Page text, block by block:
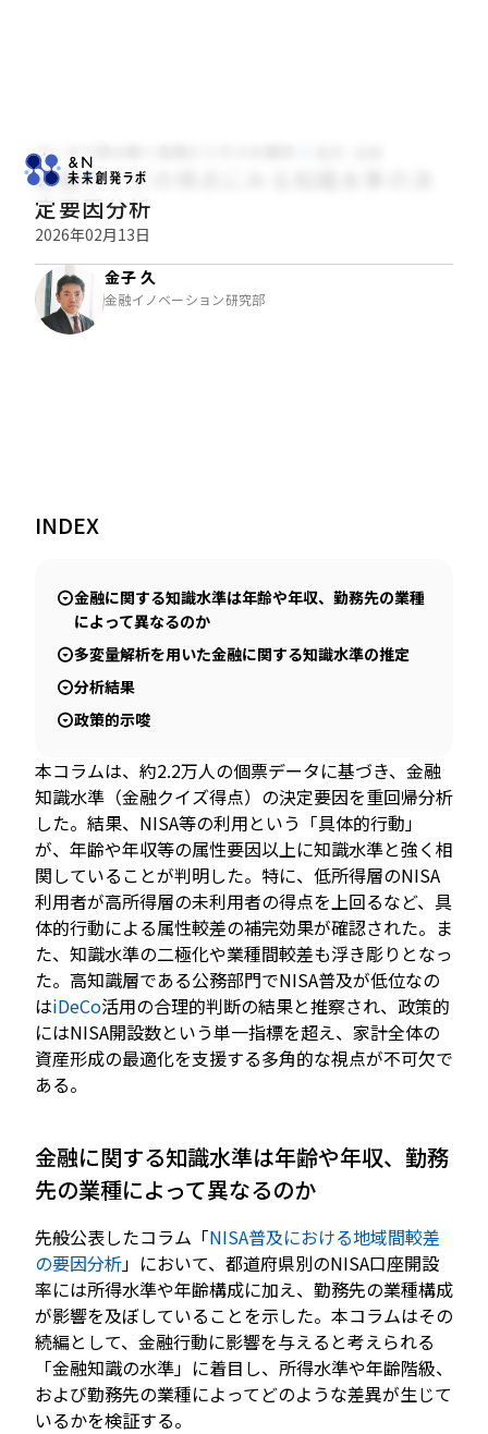
データで読み解く金融ビジネスの潮流
金融クイズの得点にみる知識水準の決
定要因分析
2026年02月13日
金子 久
金融イノベーション研究部
INDEX
金融に関する知識水準は年齢や年収、勤務先の業種
によって異なるのか
多変量解析を用いた金融に関する知識水準の推定
分析結果
政策的示唆
本コラムは、約2.2万人の個票データに基づき、金融
知識水準（金融クイズ得点）の決定要因を重回帰分析
した。結果、NISA等の利用という「具体的行動」
が、年齢や年収等の属性要因以上に知識水準と強く相
関していることが判明した。特に、低所得層のNISA
利用者が高所得層の未利用者の得点を上回るなど、具
体的行動による属性較差の補完効果が確認された。ま
た、知識水準の二極化や業種間較差も浮き彫りとなっ
た。高知識層である公務部門でNISA普及が低位なの
はiDeCo活用の合理的判断の結果と推察され、政策的
にはNISA開設数という単一指標を超え、家計全体の
資産形成の最適化を支援する多角的な視点が不可欠で
ある。
金融に関する知識水準は年齢や年収、勤務
先の業種によって異なるのか
先般公表したコラム「NISA普及における地域間較差
の要因分析」において、都道府県別のNISA口座開設
率には所得水準や年齢構成に加え、勤務先の業種構成
が影響を及ぼしていることを示した。本コラムはその
続編として、金融行動に影響を与えると考えられる
「金融知識の水準」に着目し、所得水準や年齢階級、
および勤務先の業種によってどのような差異が生じて
いるかを検証する。